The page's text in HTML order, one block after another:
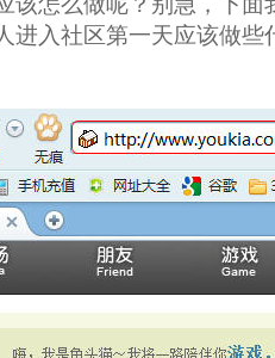
进入社区第一天应该做些